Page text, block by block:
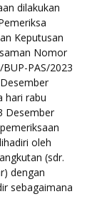
dilakukan
Keputusan
Nomor
PAS/2023
hari rabu
Desember
oleh
(sdr.
dengan
sebagaimana